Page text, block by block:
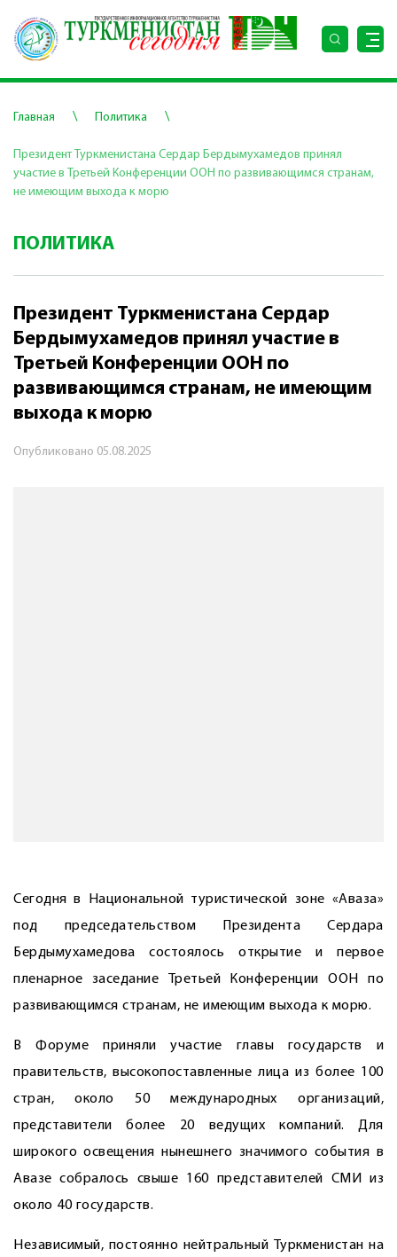
Главная \ Политика \
Президент Туркменистана Сердар Бердымухамедов принял
участие в Третьей Конференции ООН по развивающимся странам,
не имеющим выхода к морю
ПОЛИТИКА
Президент Туркменистана Сердар
Бердымухамедов принял участие в
Третьей Конференции ООН по
развивающимся странам, не имеющим
выхода к морю
Опубликовано 05.08.2025
Сегодня в Национальной туристической зоне «Аваза»
под председательством Президента Сердара
Бердымухамедова состоялось открытие и первое
пленарное заседание Третьей Конференции ООН по
развивающимся странам, не имеющим выхода к морю.
В Форуме приняли участие главы государств и
правительств, высокопоставленные лица из более 100
стран, около 50 международных организаций,
представители более 20 ведущих компаний. Для
широкого освещения нынешнего значимого события в
Авазе собралось свыше 160 представителей СМИ из
около 40 государств.
Независимый, постоянно нейтральный Туркменистан на